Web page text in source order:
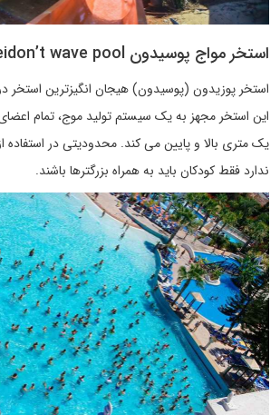
استخر مواج پوسیدون Poseidon’t wave pool
استخر پوزیدون (پوسیدون) هیجان انگیزترین استخر
این استخر مجهز به یک سیستم تولید موج، تمام
یک متری بالا و پایین می کند. محدودیتی در استفاده
ندارد فقط کودکان باید به همراه بزرگترها باشند.